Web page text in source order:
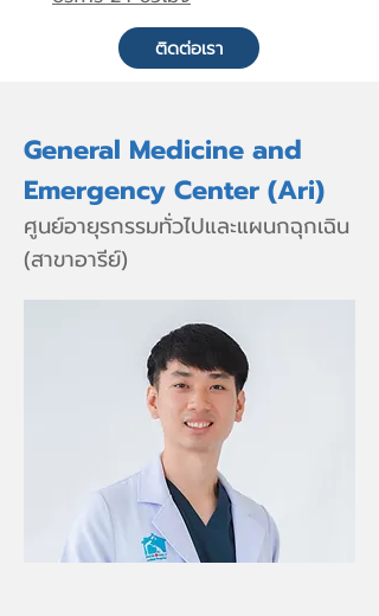
ติดต่อเรา
General Medicine and
Emergency Center (Ari)
ศูนย์อายุรกรรมทั่วไปและแผนกฉุกเฉิน
(สาขาอารีย์)